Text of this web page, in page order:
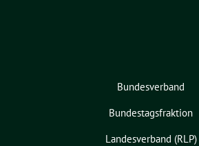
Bundesverband
Bundestagsfraktion
Landesverband (RLP)